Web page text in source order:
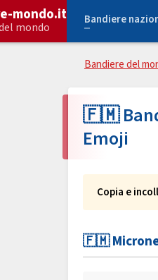
mondo.it
mondo
Bandiere
Bandiere del
🇫🇲
Emoji
Copia e
🇫🇲